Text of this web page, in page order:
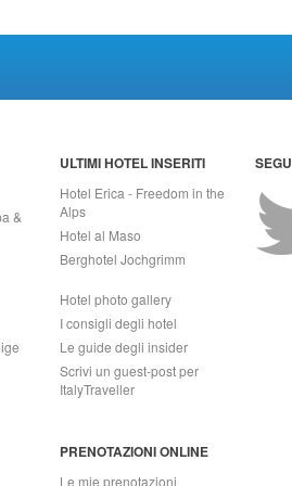
&
ULTIMI HOTEL INSERITI
Hotel Erica - Freedom in the
Alps
Hotel al Maso
Berghotel Jochgrimm
Hotel photo gallery
I consigli degli hotel
Le guide degli insider
Scrivi un guest-post per
ItalyTraveller
PRENOTAZIONI ONLINE
Le mie prenotazioni